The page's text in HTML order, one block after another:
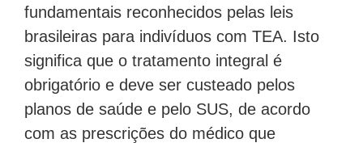
fundamentais reconhecidos pelas leis
brasileiras para indivíduos com TEA. Isto
significa que o tratamento integral é
obrigatório e deve ser custeado pelos
planos de saúde e pelo SUS, de acordo
com as prescrições do médico que